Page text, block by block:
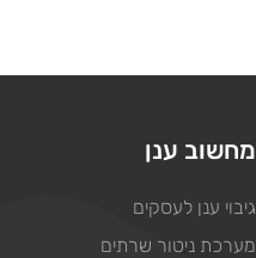
מחשוב ענן
גיבוי ענן לעסקים
מערכת ניטור שרתים